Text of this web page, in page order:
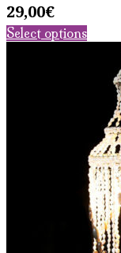
29,00€
Select options